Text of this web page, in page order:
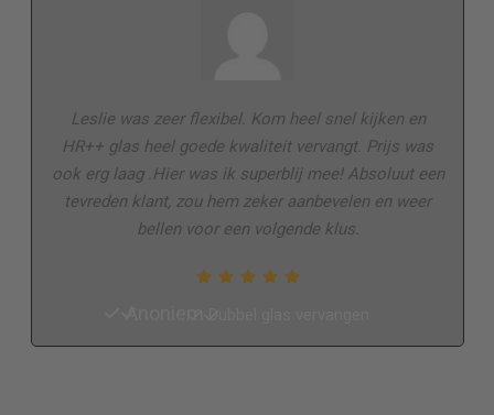
Leslie was zeer flexibel. Kom heel snel kijken en
HR++ glas heel goede kwaliteit vervangt. Prijs was
ook erg laag .Hier was ik superblij mee! Absoluut een
tevreden klant, zou hem zeker aanbevelen en weer
bellen voor een volgende klus.